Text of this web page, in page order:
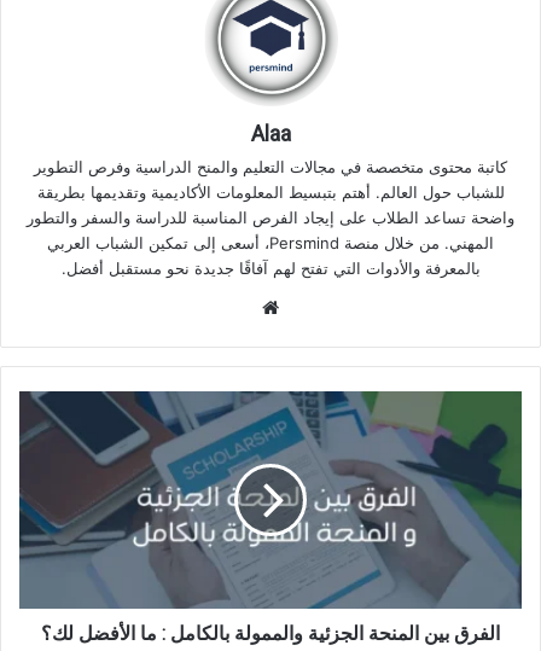
Alaa
كاتبة محتوى متخصصة في مجالات التعليم والمنح الدراسية وفرص التطوير
للشباب حول العالم. أهتم بتبسيط المعلومات الأكاديمية وتقديمها بطريقة
واضحة تساعد الطلاب على إيجاد الفرص المناسبة للدراسة والسفر والتطور
المهني. من خلال منصة Persmind، أسعى إلى تمكين الشباب العربي
بالمعرفة والأدوات التي تفتح لهم آفاقًا جديدة نحو مستقبل أفضل.
بين
المنحة
الجزئية
والممولة
بالكامل
ما
الأفضل
لك؟الفرق بين المنحة الجزئية والممولة بالكامل : ما الأفضل لك؟